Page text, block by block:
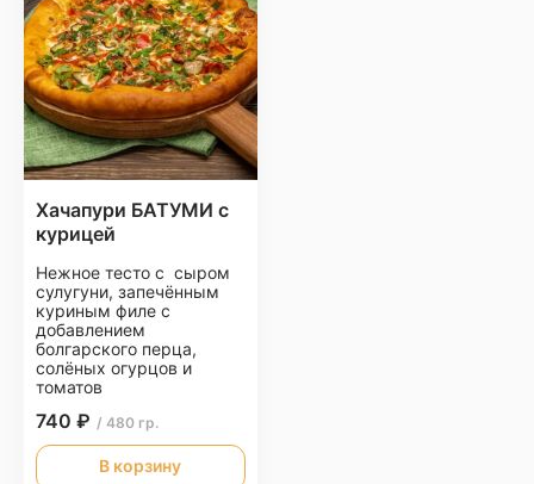
Хачапури БАТУМИ с
курицей
Нежное тесто с сыром
сулугуни, запечённым
куриным филе с
добавлением
болгарского перца,
солёных огурцов и
томатов
740 ₽ / 480 гр.
В корзину